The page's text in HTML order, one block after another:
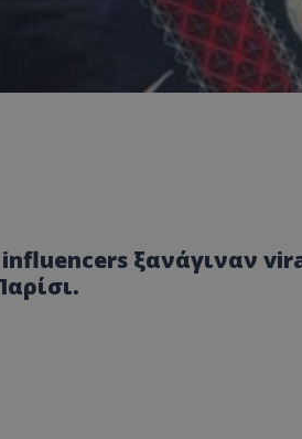
ξανάγιναν